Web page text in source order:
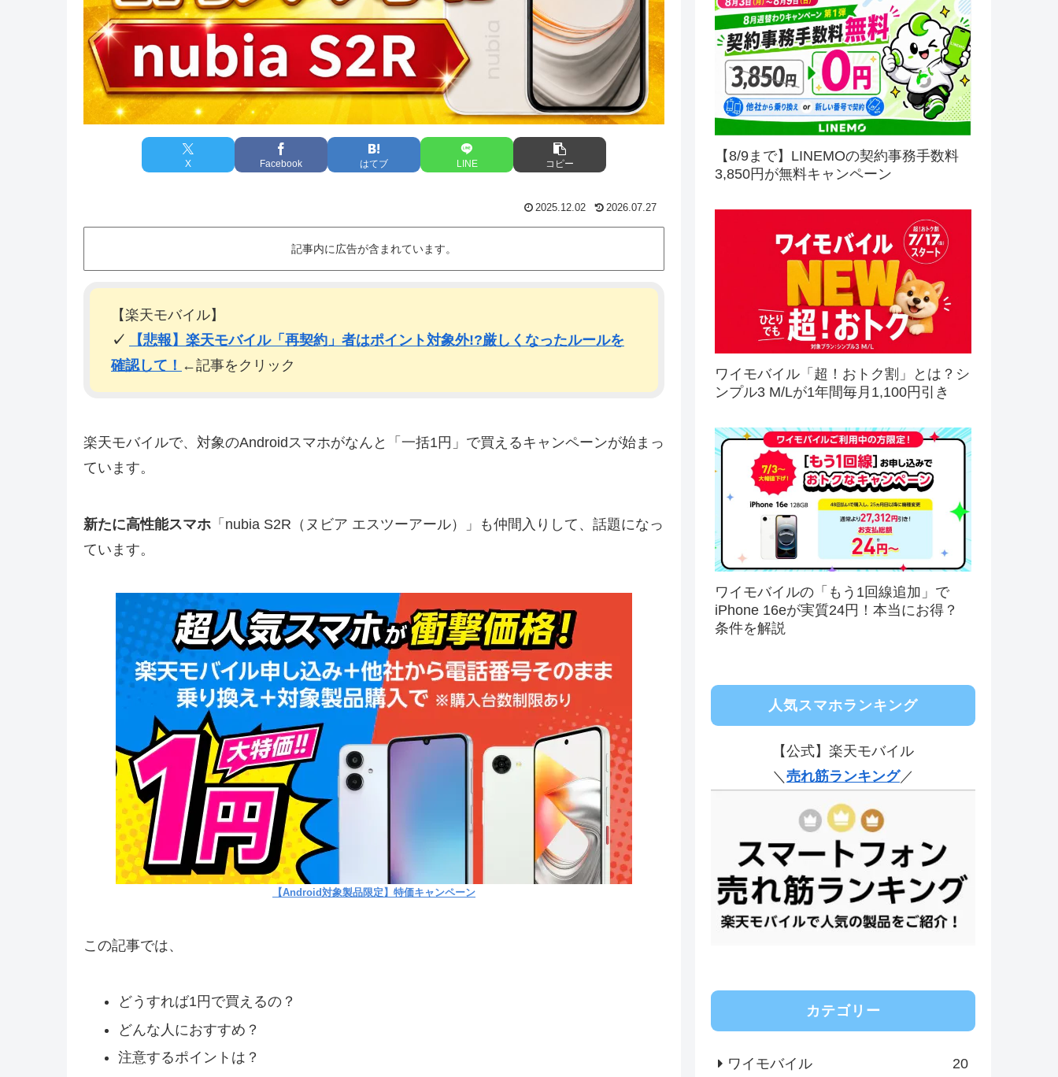
X Facebook はてブ LINE コピー
2025.12.02 2026.07.27
記事内に広告が含まれています。
【楽天モバイル】
✓
【悲報】楽天モバイル「再契約」者はポイント対象外!?厳しくなったルールを
確認して！ ←記事をクリック
楽天モバイルで、対象のAndroidスマホがなんと「一括1円」で買えるキャンペーンが始まっ
ています。
新たに高性能スマホ 「nubia S2R（ヌビア エスツーアール）」も仲間入りして、話題になっ
ています。
【Android対象製品限定】特価キャンペーン
この記事では、
どうすれば1円で買えるの？
どんな人におすすめ？
注意するポイントは？
【8/9まで】LINEMOの契約事務手数料
3,850円が無料キャンペーン
ワイモバイル「超！おトク割」とは？シ
ンプル3 M/Lが1年間毎月1,100円引き
ワイモバイルの「もう1回線追加」で
iPhone 16eが実質24円！本当にお得？
条件を解説
人気スマホランキング
【公式】楽天モバイル
＼ 売れ筋ランキング／
カテゴリー
ワイモバイル 20